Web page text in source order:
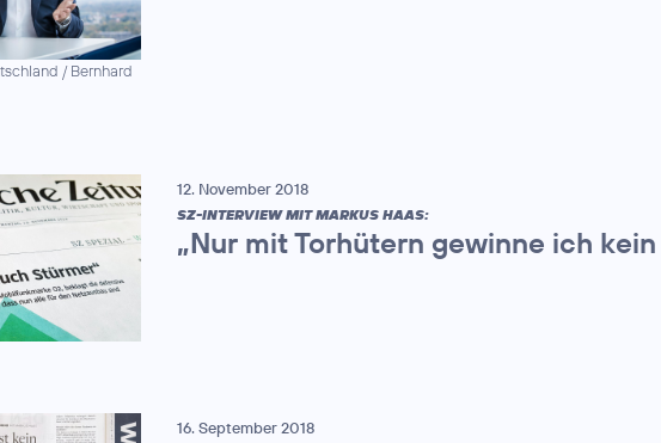
/ Bernhard
12. November 2018
SZ-INTERVIEW MIT MARKUS HAAS:
„Nur mit Torhütern gewinne ich kein
16. September 2018